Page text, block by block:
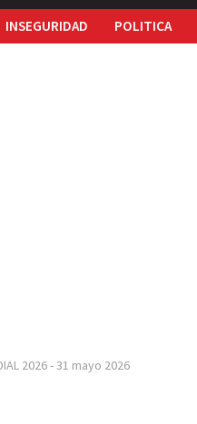
INSEGURIDAD POLITICA
2026-31 mayo 2026